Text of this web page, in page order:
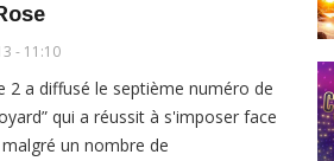
- 11:10
2 a diffusé le septième numéro de
qui a réussit à s'imposer face
un nombre de